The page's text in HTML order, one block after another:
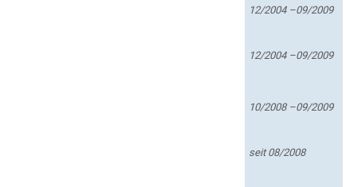
12/2004 –09/2009
12/2004 –09/2009
10/2008 –09/2009
seit 08/2008